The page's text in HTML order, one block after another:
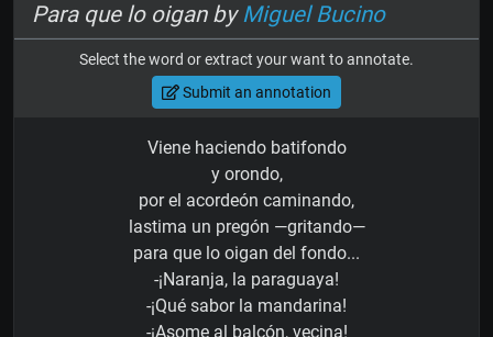
Para que lo oigan byMiguel Bucino
Select the word or extract your want to annotate.
Submit an annotation
Viene haciendo batifondo
y orondo,
por el acordeón caminando,
lastima un pregón —gritando—
para que lo oigan del fondo...
-¡Naranja, la paraguaya!
-¡Qué sabor la mandarina!
-¡Asome al balcón, vecina!